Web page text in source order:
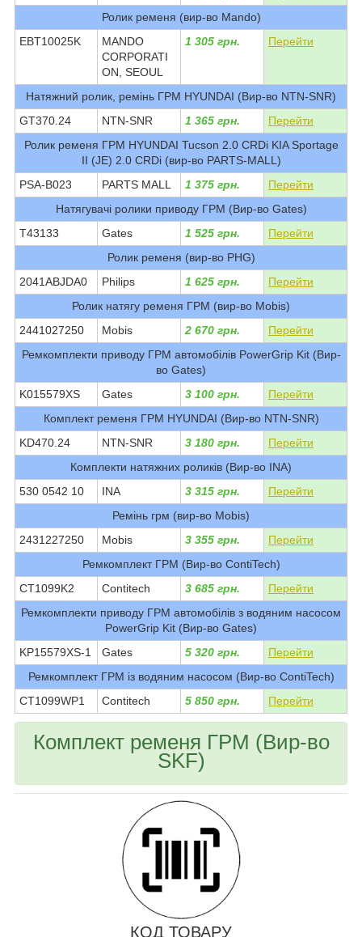
Ролик ременя (вир-во Mando)
EBT10025K
MANDO
CORPORATI
ON, SEOUL
1 305 грн. Перейти
Натяжний ролик, ремінь ГРМ HYUNDAI (Вир-во NTN-SNR)
GT370.24
NTN-SNR 1 365 грн.
Перейти
Ролик ременя ГРМ HYUNDAI Tucson 2.0 CRDi KIA Sportage
II (JE) 2.0 CRDi (вир-во PARTS-MALL)
PSA-B023
PARTS MALL 1 375 грн.
Перейти
Натягувачі ролики приводу ГРМ (Вир-во Gates)
T43133
Gates 1 525 грн.
Перейти
Ролик ременя (вир-во PHG)
2041ABJDA0
Philips 1 625 грн.
Перейти
Ролик натягу ременя ГРМ (вир-во Mobis)
2441027250
Mobis 2 670 грн.
Перейти
Ремкомплекти приводу ГРМ автомобілів PowerGrip Kit (Вир-
во Gates)
K015579XS
Gates 3 100 грн.
Перейти
Комплект ременя ГРМ HYUNDAI (Вир-во NTN-SNR)
KD470.24
NTN-SNR 3 180 грн.
Перейти
Комплекти натяжних роликів (Вир-во INA)
530 0542 10
INA 3 315 грн.
Перейти
Ремінь грм (вир-во Mobis)
2431227250
Mobis 3 355 грн.
Перейти
Ремкомплект ГРМ (Вир-во ContiTech)
CT1099K2
Contitech 3 685 грн.
Перейти
Ремкомплекти приводу ГРМ автомобілів з водяним насосом
PowerGrip Kit (Вир-во Gates)
KP15579XS-1
Gates 5 320 грн.
Перейти
Ремкомплект ГРМ із водяним насосом (Вир-во ContiTech)
CT1099WP1
Contitech 5 850 грн. Перейти
Комплект ременя ГРМ (Вир-во
SKF)
КОД ТОВАРУ